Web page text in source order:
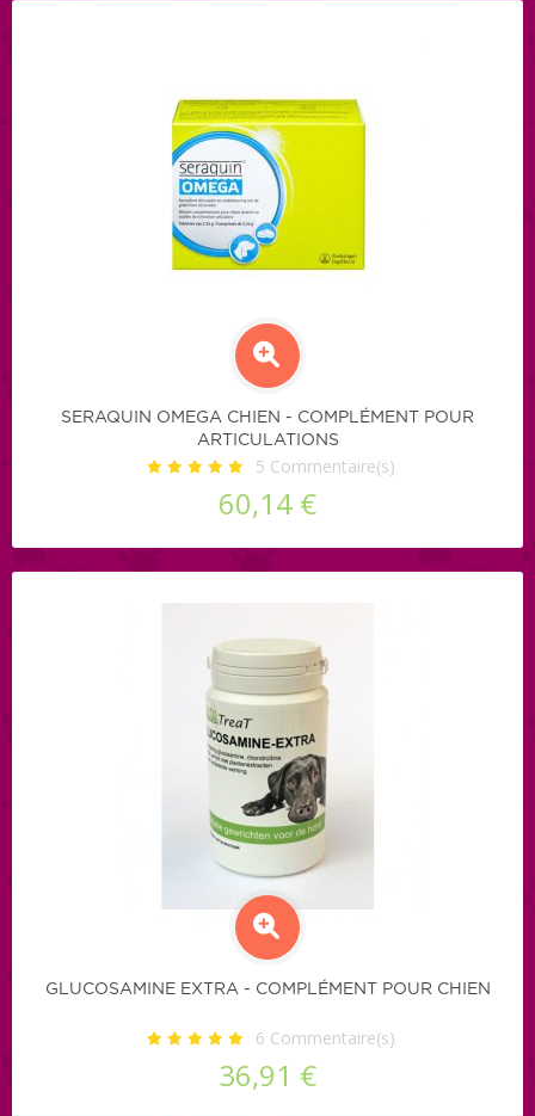
SERAQUIN OMEGA CHIEN - COMPLÉMENT POUR
ARTICULATIONS
5 Commentaire(s)
60,14 €
GLUCOSAMINE EXTRA - COMPLÉMENT POUR CHIEN
6 Commentaire(s)
36,91 €